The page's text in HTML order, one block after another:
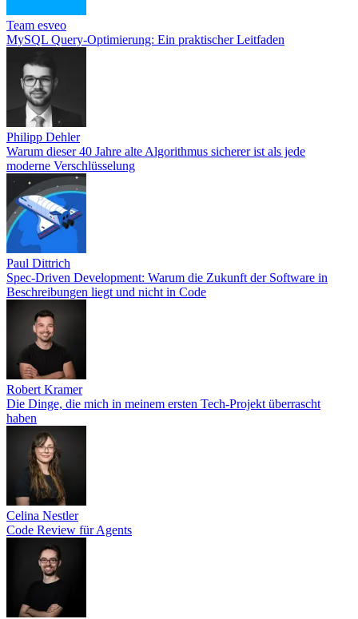
Team esveo
MySQL Query-Optimierung: Ein praktischer Leitfaden
Philipp Dehler
Warum dieser 40 Jahre alte Algorithmus sicherer ist als jede
moderne Verschlüsselung
Paul Dittrich
Spec-Driven Development: Warum die Zukunft der Software in
Beschreibungen liegt und nicht in Code
Robert Kramer
Die Dinge, die mich in meinem ersten Tech-Projekt überrascht
haben
Celina Nestler
Code Review für Agents